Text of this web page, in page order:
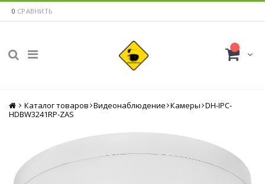
0 СРАВНИТЬ
Главная
Каталог товаров Видеонаблюдение Камеры DH-IPC-
HDBW3241RP-ZAS